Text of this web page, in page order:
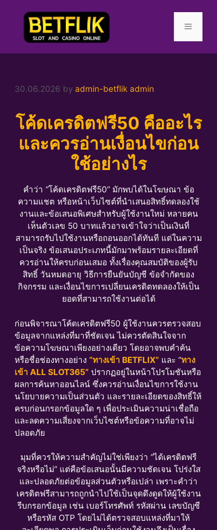
Menu
30.06.2026 by admin-betflik admin
โค้ดเครดิตฟรี50 คืออะไร
และควรอ่านเงื่อนไขก่อน
ใช้อย่างไร
คำว่า “โค้ดเครดิตฟรี50” มักพบได้ในโฆษณา ข้อ
ความแชต หรือหน้าเว็บไซต์ที่นำเสนอสิทธิ์ทดลองใช้
งานและข้อเสนอพิเศษสำหรับผู้ใช้งานใหม่ หลายคน
เห็นตัวเลข 50 บาทแล้วอาจเข้าใจว่าเป็นเงินที่
สามารถรับไปใช้งานหรือถอนออกได้ทันที แต่ในความ
เป็นจริง ข้อเสนอประเภทนี้มักมาพร้อมรายละเอียดที่
ควรอ่านให้ครบก่อนเสมอ ทั้งเรื่องคุณสมบัติของผู้รับ
สิทธิ์ วันหมดอายุ วิธีการยืนยันบัญชี ข้อจำกัดของ
กิจกรรม และเงื่อนไขการเปลี่ยนเครดิตทดลองให้เป็น
ยอดที่สามารถใช้งานต่อได้
ก่อนพิจารณาโค้ดเครดิตฟรี50 ผู้ใช้งานควรตรวจสอบ
ข้อมูลจากแหล่งที่มาที่ชัดเจน ไม่ควรตัดสินใจจาก
ข้อความโฆษณาเพียงอย่างเดียว โดยอาจพบคำค้น
หรือชื่อช่องทางอย่าง “ทางเข้า BETFLIX” และ “ทาง
เข้า ALL SLOT365” ปรากฏอยู่ในหน้าโปรโมชันหรือ
ผลการค้นหาออนไลน์ ซึ่งควรอ่านเงื่อนไขการใช้งาน
นโยบายความเป็นส่วนตัว และรายละเอียดของสิทธิ์ให้
ครบก่อนกรอกข้อมูลใด ๆ เพื่อประเมินความน่าเชื่อถือ
และลดความเสี่ยงจากเว็บไซต์หรือข้อความที่อาจไม่
ปลอดภัย
มุมที่ควรให้ความสำคัญไม่ใช่เพียงว่า “ได้เครดิตฟรี
จริงหรือไม่” แต่คือข้อเสนอนั้นมีความชัดเจน โปร่งใส
และปลอดภัยต่อข้อมูลส่วนตัวหรือเปล่า เพราะคำว่า
เครดิตฟรีสามารถถูกนำไปใช้เป็นจุดดึงดูดให้ผู้ใช้งาน
รีบกรอกข้อมูล เช่น เบอร์โทรศัพท์ รหัสผ่าน เลขบัญชี
หรือรหัส OTP โดยไม่ได้ตรวจสอบแหล่งที่มาให้